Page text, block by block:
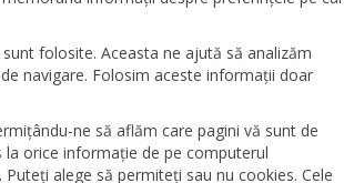
folosite. Aceasta ne ajută să analizăm
navigare. Folosim aceste informații doar
ne să aflăm care pagini vă sunt de
la orice informație de pe computerul
alege să permiteți sau nu cookies. Cele